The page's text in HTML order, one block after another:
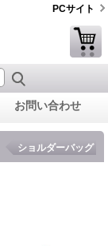
PCサイト
お問い合わせ
ショルダーバッグ